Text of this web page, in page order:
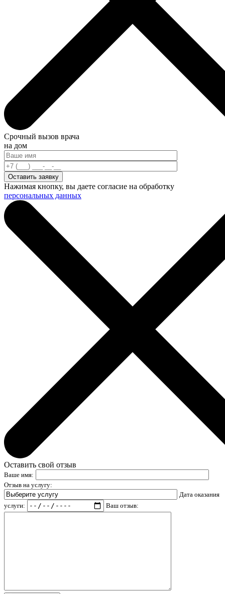
Срочный вызов врача
на дом
Нажимая кнопку, вы даете согласие на обработку
персональных данных
Оставить свой отзыв
Ваше имя:
Отзыв на услугу:
Дата оказания
услуги:
Ваш отзыв: